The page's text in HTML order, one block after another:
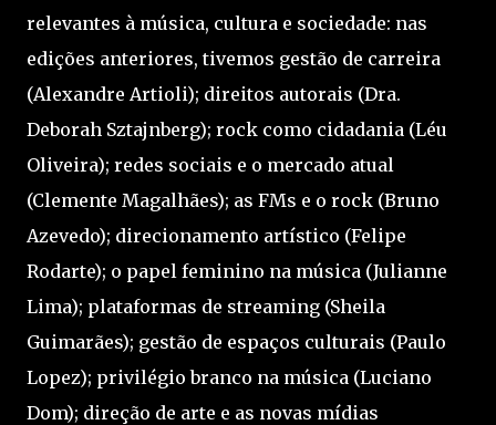
relevantes à música, cultura e sociedade: nas
edições anteriores, tivemos gestão de carreira
(Alexandre Artioli); direitos autorais (Dra.
Deborah Sztajnberg); rock como cidadania (Léu
Oliveira); redes sociais e o mercado atual
(Clemente Magalhães); as FMs e o rock (Bruno
Azevedo); direcionamento artístico (Felipe
Rodarte); o papel feminino na música (Julianne
Lima); plataformas de streaming (Sheila
Guimarães); gestão de espaços culturais (Paulo
Lopez); privilégio branco na música (Luciano
Dom); direção de arte e as novas mídias